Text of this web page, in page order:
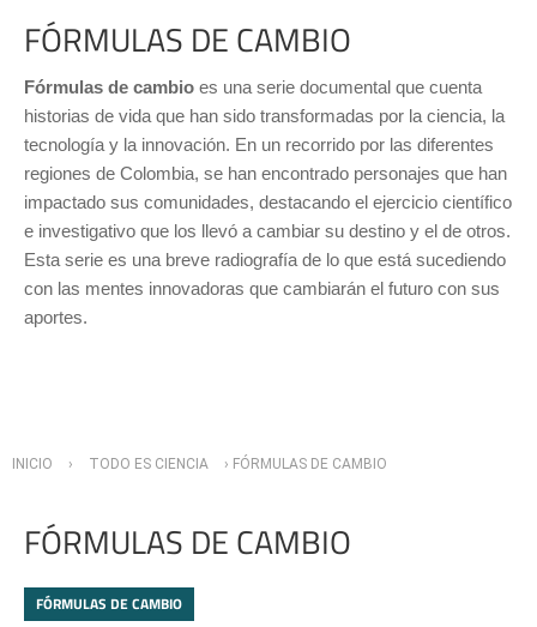
FÓRMULAS DE CAMBIO
Fórmulas de cambio es una serie documental que cuenta
historias de vida que han sido transformadas por la ciencia, la
tecnología y la innovación. En un recorrido por las diferentes
regiones de Colombia, se han encontrado personajes que han
impactado sus comunidades, destacando el ejercicio científico
e investigativo que los llevó a cambiar su destino y el de otros.
Esta serie es una breve radiografía de lo que está sucediendo
con las mentes innovadoras que cambiarán el futuro con sus
aportes.
Usted está aquí
INICIO › TODO ES CIENCIA › FÓRMULAS DE CAMBIO
FÓRMULAS DE CAMBIO
FÓRMULAS DE CAMBIO